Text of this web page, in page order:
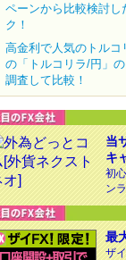
ペーンから比較検討し
ク！
高金利で人気のトル
の「トルコリラ/円」
調査して比較！
当
キ
初
ン
最
ザ